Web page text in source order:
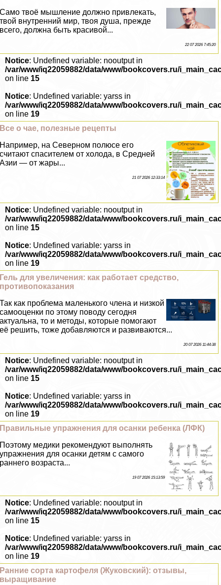
Само твоё мышление должно привлекать,
твой внутренний мир, твоя душа, прежде
всего, должна быть красивой...
22 07 2026 7:45:20
Notice: Undefined variable: nooutput in
/var/www/iq22059882/data/www/bookcovers.ru/
on line 15
Notice: Undefined variable: yarss in
/var/www/iq22059882/data/www/bookcovers.ru/
on line 19
Все о чае, полезные рецепты
Например, на Северном полюсе его
считают спасителем от холода, в Средней
Азии — от жары...
21 07 2026 12:33:14
Notice: Undefined variable: nooutput in
/var/www/iq22059882/data/www/bookcovers.ru/
on line 15
Notice: Undefined variable: yarss in
/var/www/iq22059882/data/www/bookcovers.ru/
on line 19
Гель для увеличения: как работает средство,
противопоказания
Так как проблема маленького члeна и низкой
самооценки по этому поводу сегодня
актуальна, то и методы, которые помогают
её решить, тоже добавляются и развиваются...
20 07 2026 11:44:38
Notice: Undefined variable: nooutput in
/var/www/iq22059882/data/www/bookcovers.ru/
on line 15
Notice: Undefined variable: yarss in
/var/www/iq22059882/data/www/bookcovers.ru/
on line 19
Правильные упражнения для осанки ребенка (ЛФК)
Поэтому медики рекомендуют выполнять
упражнения для осанки детям с самого
раннего возраста...
19 07 2026 15:13:59
Notice: Undefined variable: nooutput in
/var/www/iq22059882/data/www/bookcovers.ru/
on line 15
Notice: Undefined variable: yarss in
/var/www/iq22059882/data/www/bookcovers.ru/
on line 19
Ранние сорта картофеля (Жуковский): отзывы,
выращивание